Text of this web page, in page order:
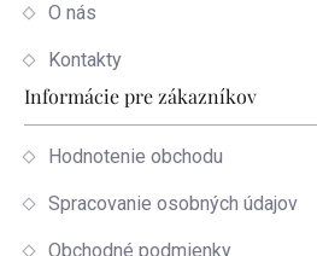
O nás
Kontakty
Informácie pre zákazníkov
Hodnotenie obchodu
Spracovanie osobných údajov
Obchodné podmienky